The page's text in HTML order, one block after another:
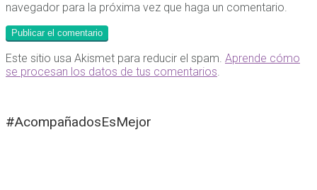
navegador para la próxima vez que haga un comentario.
Este sitio usa Akismet para reducir el spam. Aprende cómo
se procesan los datos de tus comentarios
#AcompañadosEsMejor